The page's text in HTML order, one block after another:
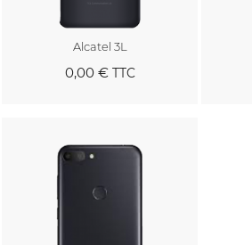
Alcatel 3L
0,00 €TTC